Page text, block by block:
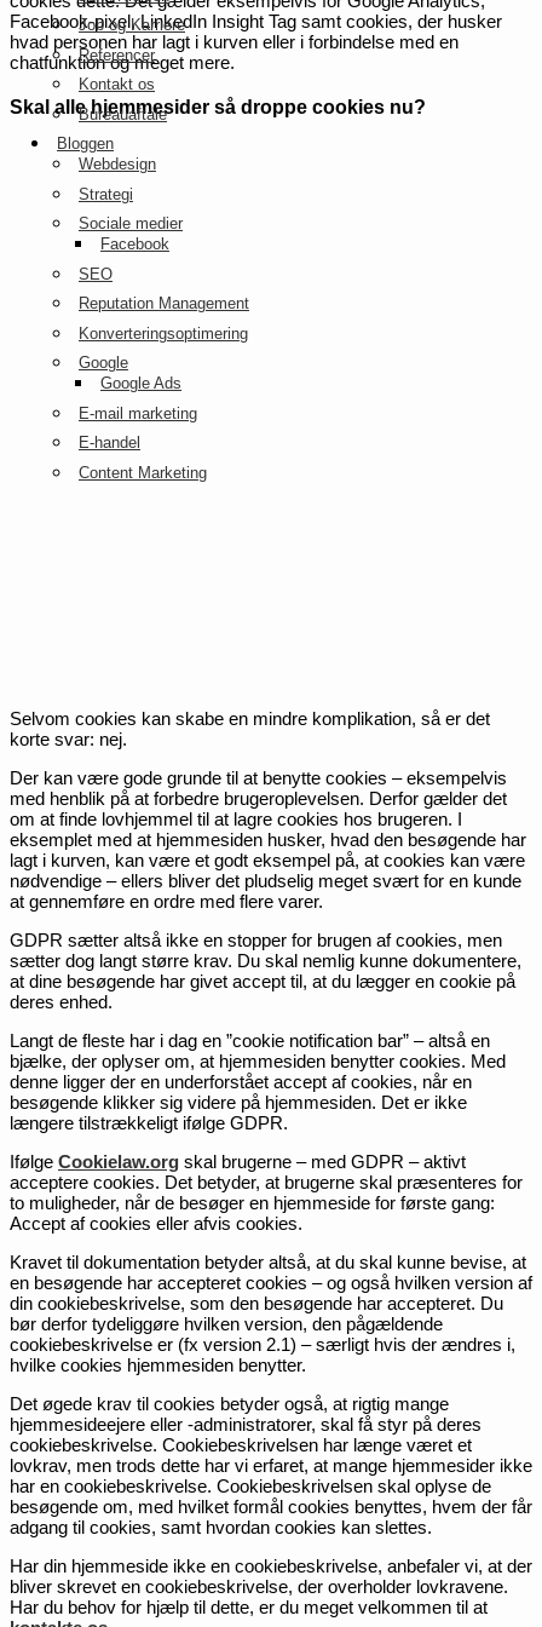
Job og Karriere
Referencer
Kontakt os
Bureauaftale
Bloggen
Webdesign
Strategi
Sociale medier
Facebook
SEO
Reputation Management
Konverteringsoptimering
Google
Google Ads
E-mail marketing
E-handel
Content Marketing
Facebook-pixel, LinkedIn Insight Tag samt cookies, der husker
hvad personen har lagt i kurven eller i forbindelse med en
chatfunktion og meget mere.
Skal alle hjemmesider så droppe cookies nu?
Selvom cookies kan skabe en mindre komplikation, så er det
korte svar: nej.
Der kan være gode grunde til at benytte cookies – eksempelvis
med henblik på at forbedre brugeroplevelsen. Derfor gælder det
om at finde lovhjemmel til at lagre cookies hos brugeren. I
eksemplet med at hjemmesiden husker, hvad den besøgende har
lagt i kurven, kan være et godt eksempel på, at cookies kan være
nødvendige – ellers bliver det pludselig meget svært for en kunde
at gennemføre en ordre med flere varer.
GDPR sætter altså ikke en stopper for brugen af cookies, men
sætter dog langt større krav. Du skal nemlig kunne dokumentere,
at dine besøgende har givet accept til, at du lægger en cookie på
deres enhed.
Langt de fleste har i dag en ”cookie notification bar” – altså en
bjælke, der oplyser om, at hjemmesiden benytter cookies. Med
denne ligger der en underforstået accept af cookies, når en
besøgende klikker sig videre på hjemmesiden. Det er ikke
længere tilstrækkeligt ifølge GDPR.
Ifølge Cookielaw.org skal brugerne – med GDPR – aktivt
acceptere cookies. Det betyder, at brugerne skal præsenteres for
to muligheder, når de besøger en hjemmeside for første gang:
Accept af cookies eller afvis cookies.
Kravet til dokumentation betyder altså, at du skal kunne bevise, at
en besøgende har accepteret cookies – og også hvilken version af
din cookiebeskrivelse, som den besøgende har accepteret. Du
bør derfor tydeliggøre hvilken version, den pågældende
cookiebeskrivelse er (fx version 2.1) – særligt hvis der ændres i,
hvilke cookies hjemmesiden benytter.
Det øgede krav til cookies betyder også, at rigtig mange
hjemmesideejere eller -administratorer, skal få styr på deres
cookiebeskrivelse. Cookiebeskrivelsen har længe været et
lovkrav, men trods dette har vi erfaret, at mange hjemmesider ikke
har en cookiebeskrivelse. Cookiebeskrivelsen skal oplyse de
besøgende om, med hvilket formål cookies benyttes, hvem der får
adgang til cookies, samt hvordan cookies kan slettes.
Har din hjemmeside ikke en cookiebeskrivelse, anbefaler vi, at der
bliver skrevet en cookiebeskrivelse, der overholder lovkravene.
Har du behov for hjælp til dette, er du meget velkommen til at